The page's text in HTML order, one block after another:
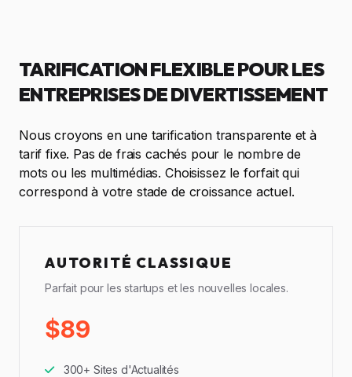
TARIFICATION FLEXIBLE POUR LES
ENTREPRISES DE DIVERTISSEMENT
Nous croyons en une tarification transparente et à
tarif fixe. Pas de frais cachés pour le nombre de
mots ou les multimédias. Choisissez le forfait qui
correspond à votre stade de croissance actuel.
AUTORITÉ CLASSIQUE
Parfait pour les startups et les nouvelles locales.
$89
300+ Sites d'Actualités